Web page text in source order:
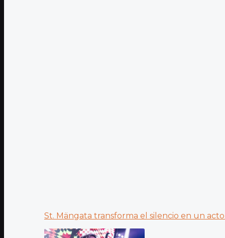
St. Mängata transforma el silencio en un